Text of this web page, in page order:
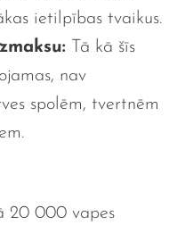
ietilpības tvaikus.
Tā kā šīs
nav
spolēm, tvertnēm
20 000 vapes